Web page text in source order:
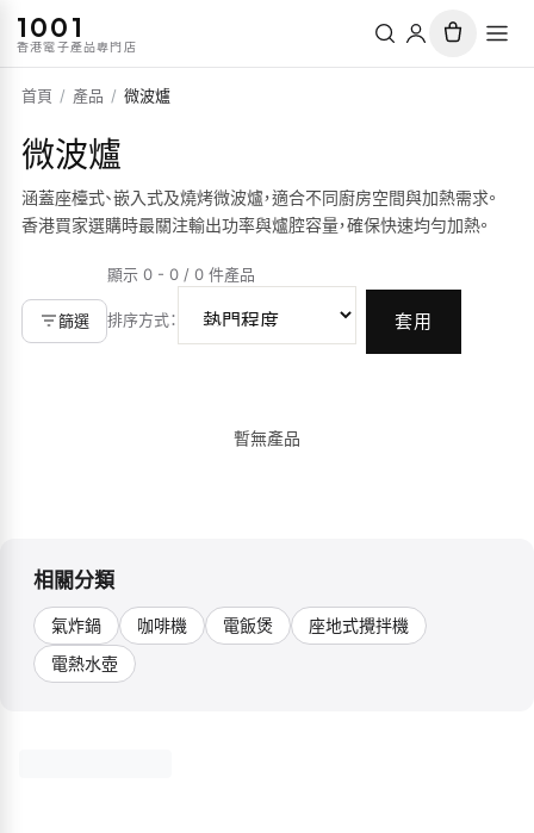
1001
香港電子產品專門店
首頁 / 產品 / 微波爐
微波爐
涵蓋座檯式、嵌入式及燒烤微波爐，適合不同廚房空間與加熱需求。
香港買家選購時最關注輸出功率與爐腔容量，確保快速均勻加熱。
篩選
顯示 0 - 0 / 0 件產品
排序方式： 套用
暫無產品
相關分類
氣炸鍋 咖啡機 電飯煲
座地式攪拌機
電熱水壺